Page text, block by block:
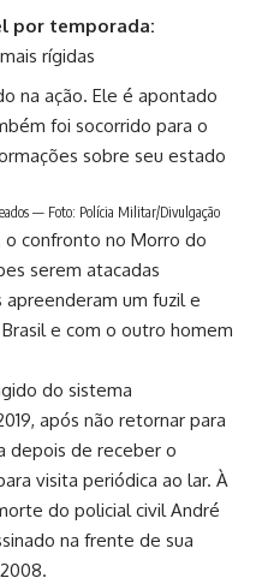
por temporada:
rígidas
na ação. Ele é apontado
foi socorrido para o
sobre seu estado
— Foto: Polícia Militar/Divulgação
o confronto no Morro do
serem atacadas
apreenderam um fuzil e
e com o outro homem
do sistema
após não retornar para
depois de receber o
visita periódica ao lar. À
do policial civil André
na frente de sua